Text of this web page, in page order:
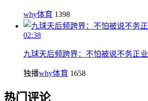
why体育 1398
02:38
九球天后频跨界：不怕被说不务正业
独播why体育 1658
热门评论